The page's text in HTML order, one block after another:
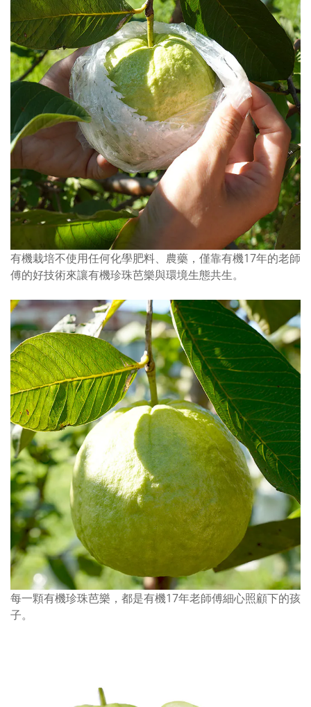
有機栽培不使用任何化學肥料、農藥，僅靠有機17年的老師
傅的好技術來讓有機珍珠芭樂與環境生態共生。
每一顆有機珍珠芭樂，都是有機17年老師傅細心照顧下的孩
子。